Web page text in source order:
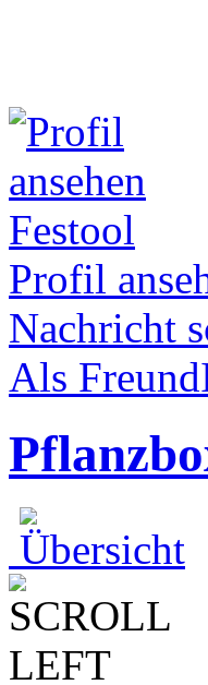
Festool
Profil
Nachricht
Als